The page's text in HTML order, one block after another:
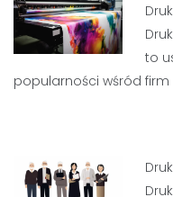
to
popularności wśród